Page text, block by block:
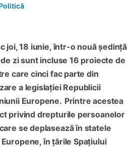
joi, 18 iunie, într-o nouă ședință
zi sunt incluse 16 proiecte de
care cinci fac parte din
a legislației Republicii
Europene. Printre acestea
privind drepturile persoanelor
se deplasează în statele
în țările Spațiului